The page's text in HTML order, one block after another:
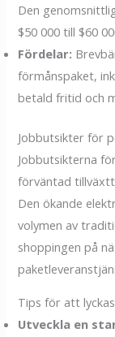
Den
$50 000 till $60
Fördelar:
förmånspaket,
betald fritid och
Jobbutsikter för
Jobbutsikterna
förväntad
Den ökande
volymen av
shoppingen på
Tips för att
Utveckla en